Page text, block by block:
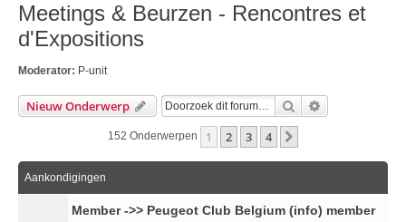
Meetings & Beurzen - Rencontres et
d'Expositions
Moderator: P-unit
Nieuw Onderwerp Zoek
152 Onderwerpen 1 2 3 4
Aankondigingen
Member ->> Peugeot Club Belgium (info) member